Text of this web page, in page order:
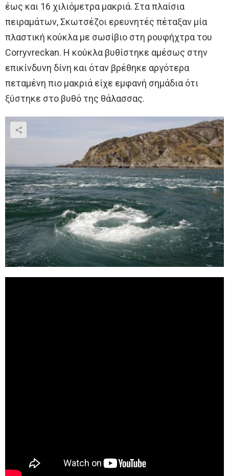
έως και 16 χιλιόμετρα μακριά. Στα πλαίσια
πειραμάτων, Σκωτσέζοι ερευνητές πέταξαν μία
πλαστική κούκλα με σωσίβιο στη ρουφήχτρα του
Corryvreckan. Η κούκλα βυθίστηκε αμέσως στην
επικίνδυνη δίνη και όταν βρέθηκε αργότερα
πεταμένη πιο μακριά είχε εμφανή σημάδια ότι
ξύστηκε στο βυθό της θάλασσας.